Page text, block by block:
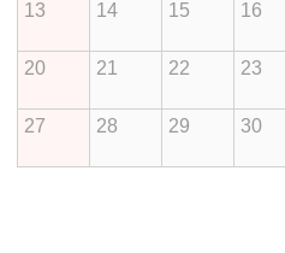
13 14 15 16
20 21 22 23
27 28 29 30